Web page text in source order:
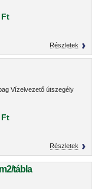
Ft
Részletek
Vízelvezető útszegély
Ft
Részletek
tábla